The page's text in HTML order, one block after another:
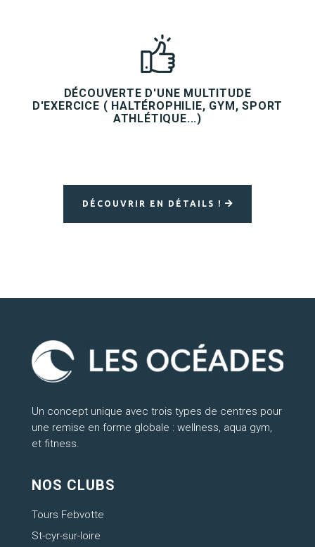
DÉCOUVERTE D'UNE MULTITUDE
D'EXERCICE ( HALTÉROPHILIE, GYM, SPORT
ATHLÉTIQUE...)
DÉCOUVRIR EN DÉTAILS !
Un concept unique avec trois types de centres pour
une remise en forme globale : wellness, aqua gym,
et fitness.
NOS CLUBS
Tours Febvotte
St-cyr-sur-loire